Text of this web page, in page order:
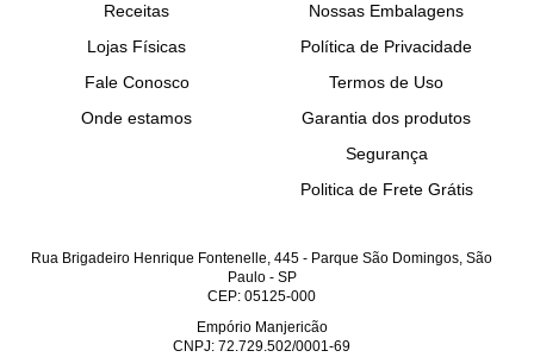
Receitas
Lojas Físicas
Fale Conosco
Onde estamos
Nossas Embalagens
Política de Privacidade
Termos de Uso
Garantia dos produtos
Segurança
Politica de Frete Grátis
Rua Brigadeiro Henrique Fontenelle, 445 - Parque São Domingos, São
Paulo- SP
CEP: 05125-000
Empório Manjericão
CNPJ: 72.729.502/0001-69